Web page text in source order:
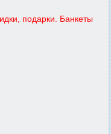
подарки. Банкеты